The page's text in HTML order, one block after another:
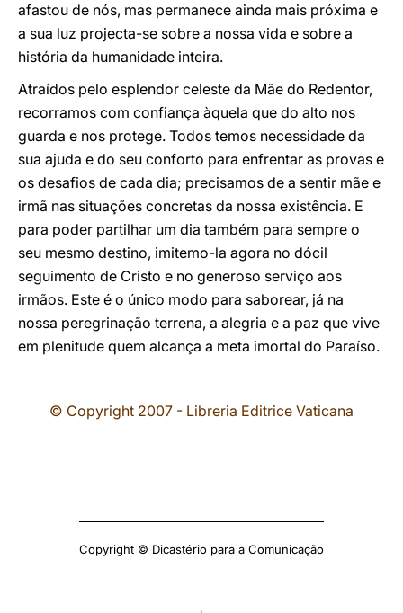
afastou de nós, mas permanece ainda mais próxima e
a sua luz projecta-se sobre a nossa vida e sobre a
história da humanidade inteira.
Atraídos pelo esplendor celeste da Mãe do Redentor,
recorramos com confiança àquela que do alto nos
guarda e nos protege. Todos temos necessidade da
sua ajuda e do seu conforto para enfrentar as provas e
os desafios de cada dia; precisamos de a sentir mãe e
irmã nas situações concretas da nossa existência. E
para poder partilhar um dia também para sempre o
seu mesmo destino, imitemo-la agora no dócil
seguimento de Cristo e no generoso serviço aos
irmãos. Este é o único modo para saborear, já na
nossa peregrinação terrena, a alegria e a paz que vive
em plenitude quem alcança a meta imortal do Paraíso.
© Copyright 2007 - Libreria Editrice Vaticana
Copyright © Dicastério para a Comunicação